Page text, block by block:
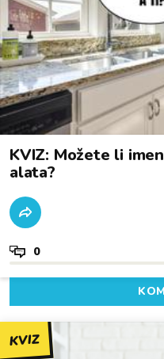
KVIZ: Možete li
alata?
0
KVIZ